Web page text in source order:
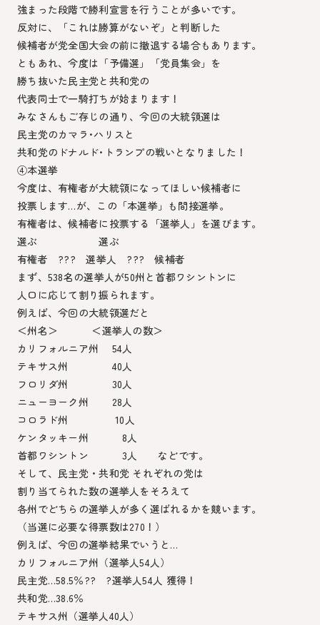
強まった段階で勝利宣言を行うことが多いです。
反対に、「これは勝算がないぞ」と判断した
候補者が党全国大会の前に撤退する場合もあります。
ともあれ、今度は「予備選」「党員集会」を
勝ち抜いた民主党と共和党の
代表同士で一騎打ちが始まります！
みなさんもご存じの通り、今回の大統領選は
民主党のカマラ･ハリスと
共和党のドナルド･トランプの戦いとなりました！
④本選挙
今度は、有権者が大統領になってほしい候補者に
投票します…が、この「本選挙」も間接選挙。
有権者は、候補者に投票する「選挙人」を選びます。
選ぶ 選ぶ
有権者 ??? 選挙人 ??? 候補者
まず、538名の選挙人が50州と首都ワシントンに
人口に応じて割り振られます。
例えば、今回の大統領選だと
＜州名＞ ＜選挙人の数＞
カリフォルニア州 54人
テキサス州 40人
フロリダ州 30人
ニューヨーク州 28人
コロラド州 10人
ケンタッキー州 8人
首都ワシントン 3人 などです。
そして、民主党・共和党 それぞれの党は
割り当てられた数の選挙人をそろえて
各州でどちらの選挙人が多く選ばれるかを競います。
（当選に必要な得票数は270！）
例えば、今回の選挙結果でいうと…
カリフォルニア州（選挙人54人）
民主党…58.5％?? ?選挙人54人 獲得！
共和党…38.6％
テキサス州（選挙人40人）